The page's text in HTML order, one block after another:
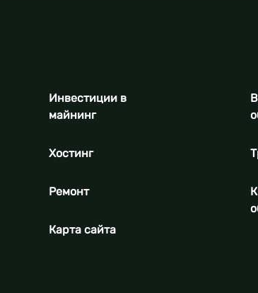
Инвестиции в
майнинг
Хостинг
Ремонт
Карта сайта